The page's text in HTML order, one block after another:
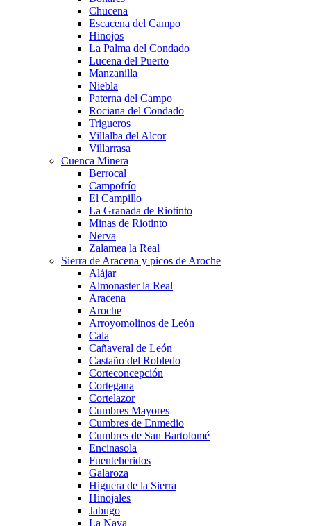
Chucena
Escacena del Campo
Hinojos
La Palma del Condado
Lucena del Puerto
Manzanilla
Niebla
Paterna del Campo
Rociana del Condado
Trigueros
Villalba del Alcor
Villarrasa
Cuenca Minera
Berrocal
Campofrío
El Campillo
La Granada de Riotinto
Minas de Riotinto
Nerva
Zalamea la Real
Sierra de Aracena y picos de Aroche
Alájar
Almonaster la Real
Aracena
Aroche
Arroyomolinos de León
Cala
Cañaveral de León
Castaño del Robledo
Corteconcepción
Cortegana
Cortelazor
Cumbres Mayores
Cumbres de Enmedio
Cumbres de San Bartolomé
Encinasola
Fuenteheridos
Galaroza
Higuera de la Sierra
Hinojales
Jabugo
La Nava